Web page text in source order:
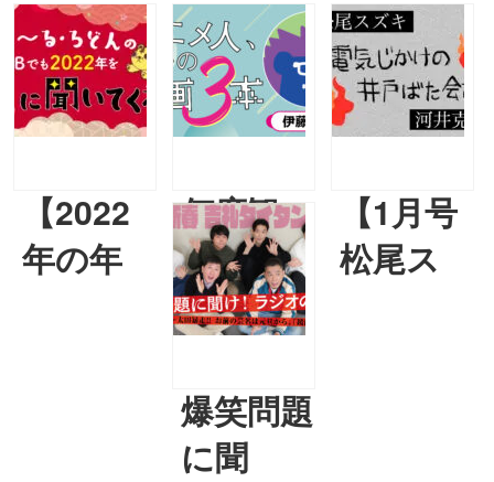
【2022
年の年
何度観
ても恐
竜に感
激して
泣いて
しまう
【1月号
松尾ス
爆笑問題
に聞